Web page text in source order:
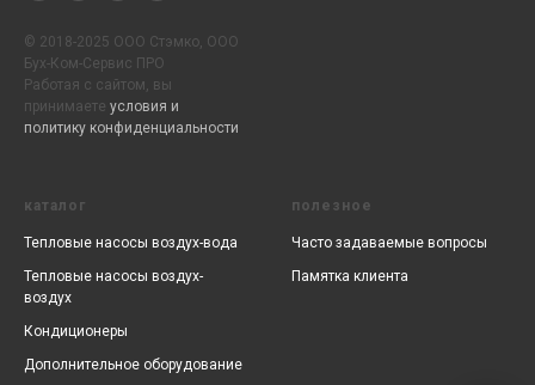
© 2018-2025 ООО Стэмко, ООО
Бух-Ком-Сервис ПРО
Работая с сайтом, вы
принимаете условия и
политику конфиденциальности
каталог
Тепловые насосы воздух-вода
Тепловые насосы воздух-
воздух
Кондиционеры
Дополнительное оборудование
полезное
Часто задаваемые вопросы
Памятка клиента